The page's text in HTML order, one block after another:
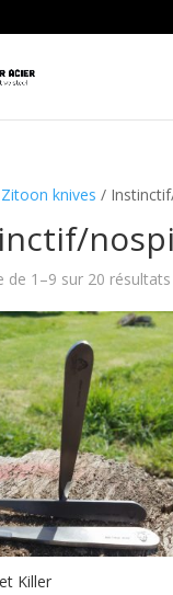
Zitoon knives /
de 1–9 sur 20 résultats
Killer